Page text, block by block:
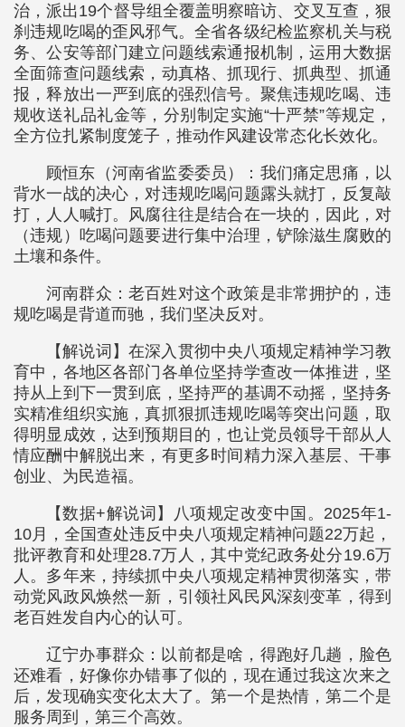
治，派出19个督导组全覆盖明察暗访、交叉互查，狠
刹违规吃喝的歪风邪气。全省各级纪检监察机关与税
务、公安等部门建立问题线索通报机制，运用大数据
全面筛查问题线索，动真格、抓现行、抓典型、抓通
报，释放出一严到底的强烈信号。聚焦违规吃喝、违
规收送礼品礼金等，分别制定实施“十严禁”等规定，
全方位扎紧制度笼子，推动作风建设常态化长效化。
顾恒东（河南省监委委员）：我们痛定思痛，以
背水一战的决心，对违规吃喝问题露头就打，反复敲
打，人人喊打。风腐往往是结合在一块的，因此，对
（违规）吃喝问题要进行集中治理，铲除滋生腐败的
土壤和条件。
河南群众：老百姓对这个政策是非常拥护的，违
规吃喝是背道而驰，我们坚决反对。
【解说词】在深入贯彻中央八项规定精神学习教
育中，各地区各部门各单位坚持学查改一体推进，坚
持从上到下一贯到底，坚持严的基调不动摇，坚持务
实精准组织实施，真抓狠抓违规吃喝等突出问题，取
得明显成效，达到预期目的，也让党员领导干部从人
情应酬中解脱出来，有更多时间精力深入基层、干事
创业、为民造福。
【数据+解说词】八项规定改变中国。2025年1-
10月，全国查处违反中央八项规定精神问题22万起，
批评教育和处理28.7万人，其中党纪政务处分19.6万
人。多年来，持续抓中央八项规定精神贯彻落实，带
动党风政风焕然一新，引领社风民风深刻变革，得到
老百姓发自内心的认可。
辽宁办事群众：以前都是啥，得跑好几趟，脸色
还难看，好像你办错事了似的，现在通过我这次来之
后，发现确实变化太大了。第一个是热情，第二个是
服务周到，第三个高效。